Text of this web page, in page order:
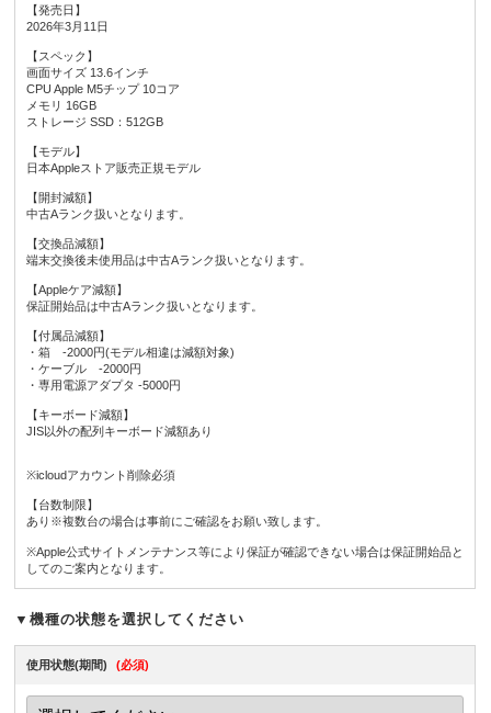
【発売日】
2026年3月11日
【スペック】
画面サイズ 13.6インチ
CPU Apple M5チップ 10コア
メモリ 16GB
ストレージ SSD：512GB
【モデル】
日本Appleストア販売正規モデル
【開封減額】
中古Aランク扱いとなります。
【交換品減額】
端末交換後未使用品は中古Aランク扱いとなります。
【Appleケア減額】
保証開始品は中古Aランク扱いとなります。
【付属品減額】
・箱 -2000円(モデル相違は減額対象)
・ケーブル -2000円
・専用電源アダプタ -5000円
【キーボード減額】
JIS以外の配列キーボード減額あり
※icloudアカウント削除必須
【台数制限】
あり※複数台の場合は事前にご確認をお願い致します。
※Apple公式サイトメンテナンス等により保証が確認できない場合は保証開始品と
してのご案内となります。
▼機種の状態を選択してください
使用状態(期間) (必須)